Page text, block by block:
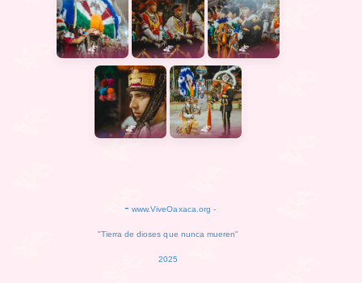
- www.ViveOaxaca.org -
"Tierra de dioses que nunca mueren"
2025